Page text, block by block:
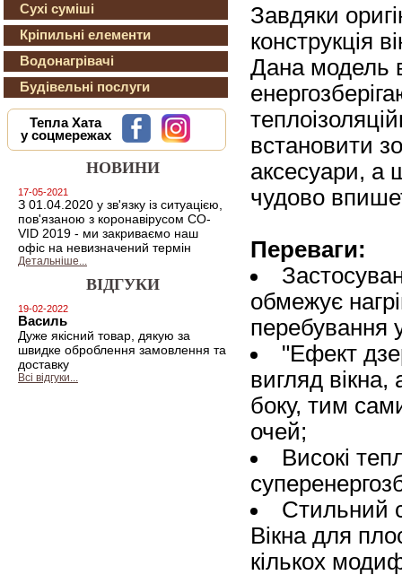
Сухі суміші
Кріпильні елементи
Водонагрівачі
Будівельні послуги
Тепла Хата
у соцмережах
НОВИНИ
17-05-2021
З 01.04.2020 у зв'язку із ситуацією,
пов'язаною з коронавірусом CO-
VID 2019 - ми закриваємо наш
офіс на невизначений термін
Детальніше...
ВІДГУКИ
19-02-2022
Василь
Дуже якісний товар, дякую за
швидке оброблення замовлення та
доставку
Всі відгуки...
Завдяки
конструкція
Дана модель
встановити
аксесуари, а
чудово
Переваги:
обмежує
перебування
"Ефект
вигляд
боку, тим
очей;
Високі
Стильний
Вікна для
кількох